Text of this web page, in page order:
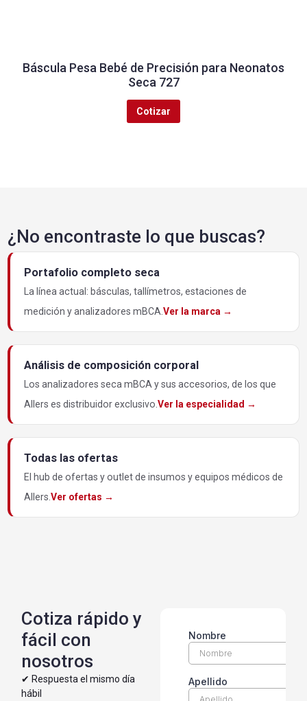
Báscula Pesa Bebé de Precisión para Neonatos
Seca 727
Cotizar
¿No encontraste lo que buscas?
Portafolio completo seca
La línea actual: básculas, tallímetros, estaciones de
medición y analizadores mBCA.Ver la marca →
Análisis de composición corporal
Los analizadores seca mBCA y sus accesorios, de los que
Allers es distribuidor exclusivo.Ver la especialidad →
Todas las ofertas
El hub de ofertas y outlet de insumos y equipos médicos de
Allers.Ver ofertas →
Cotiza rápido y
fácil con
nosotros
✔︎ Respuesta el mismo día
hábil